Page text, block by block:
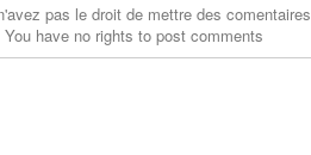
pas le droit de mettre des comentaires
You have no rights to post comments